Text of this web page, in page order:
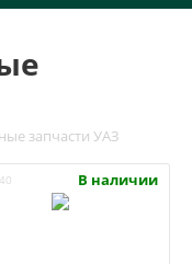
запчасти УАЗ
В наличии